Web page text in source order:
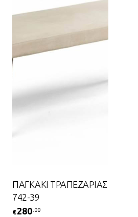
ΠΑΓΚΑΚΙ ΤΡΑΠΕΖΑΡΙΑΣ
742-39
€280 .00